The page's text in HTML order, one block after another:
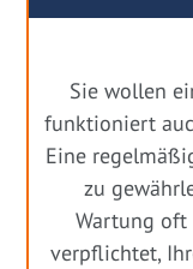
Sie wollen
funktioniert
Eine
zu
Wartung oft
verpflichtet,